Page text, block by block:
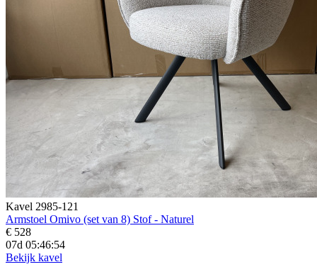
Kavel 2985-121
Armstoel Omivo (set van 8) Stof - Naturel
€ 528
07d 05:46:52
Bekijk kavel